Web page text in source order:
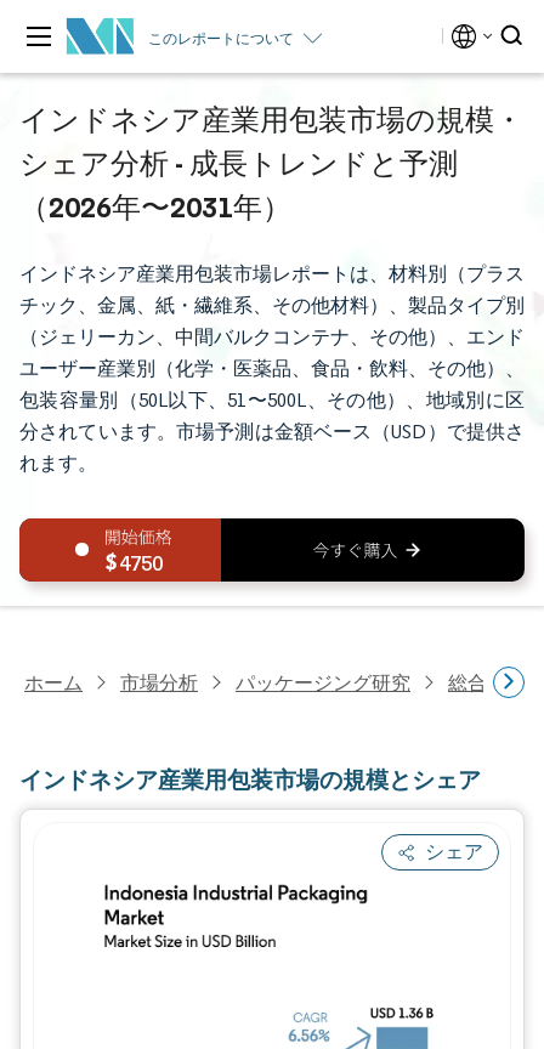
このレポートについて
インドネシア産業用包装市場の規模・
シェア分析 - 成長トレンドと予測
（2026年〜2031年）
インドネシア産業用包装市場レポートは、材料別（プラス
チック、金属、紙・繊維系、その他材料）、製品タイプ別
（ジェリーカン、中間バルクコンテナ、その他）、エンド
ユーザー産業別（化学・医薬品、食品・飲料、その他）、
包装容量別（50L以下、51〜500L、その他）、地域別に区
分されています。市場予測は金額ベース（USD）で提供さ
れます。
4750
ホーム 市場分析 パッケージング研究 総合パッ
インドネシア産業用包装市場の規模とシェア
シェア